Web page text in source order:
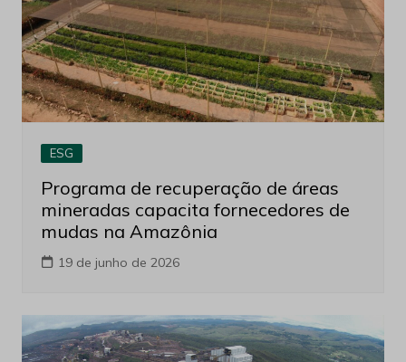
ESG
Programa de recuperação de áreas
mineradas capacita fornecedores de
mudas na Amazônia
19 de junho de 2026